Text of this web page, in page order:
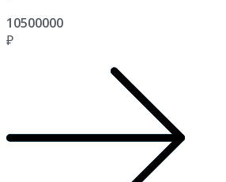
10500000
₽